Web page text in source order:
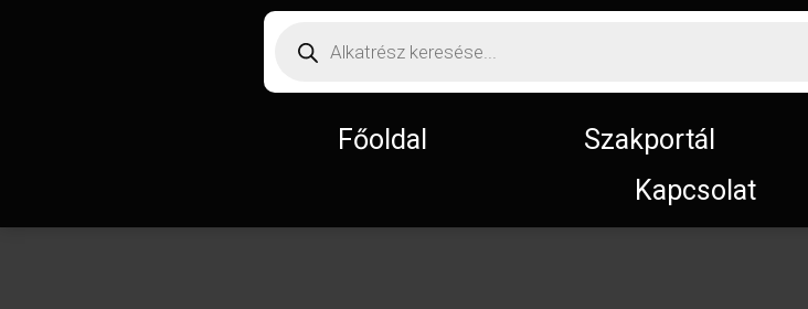
Főoldal Szakportál
Kapcsolat